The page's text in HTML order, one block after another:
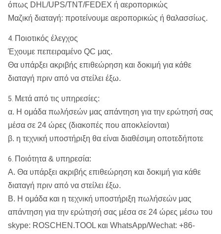
όπως DHL/UPS/TNT/FEDEX ή αεροπορικώς
Μαζική διαταγή: προτείνουμε αεροπορικώς ή θαλασσίως.
4. Ποιοτικός έλεγχος
Έχουμε πεπειραμένο QC μας.
Θα υπάρξει ακριβής επιθεώρηση και δοκιμή για κάθε
διαταγή πριν από να στείλει έξω.
5. Μετά από τις υπηρεσίες:
α. Η ομάδα πωλήσεών μας απάντηση για την ερώτησή σας
μέσα σε 24 ώρες (διακοπές που αποκλείονται)
β. η τεχνική υποστήριξη θα είναι διαθέσιμη οποτεδήποτε
6. Ποιότητα & υπηρεσία:
Α. Θα υπάρξει ακριβής επιθεώρηση και δοκιμή για κάθε
διαταγή πριν από να στείλει έξω.
Β. Η ομάδα και η τεχνική υποστήριξη πωλήσεών μας
απάντηση για την ερώτησή σας μέσα σε 24 ώρες μέσω του
skype: ROSCHEN.TOOL και WhatsApp/Wechat: +86-